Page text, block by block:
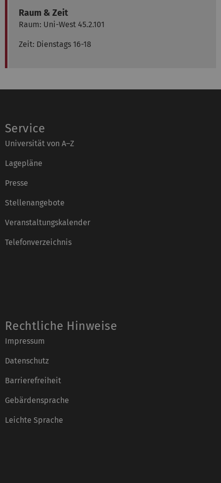
Raum & Zeit
Raum: Uni-West 45.2.101
Zeit: Dienstags 16-18
Service
Universität von A–Z
Lagepläne
Presse
Stellenangebote
Veranstaltungskalender
Telefonverzeichnis
Rechtliche Hinweise
Impressum
Datenschutz
Barrierefreiheit
Gebärdensprache
Leichte Sprache